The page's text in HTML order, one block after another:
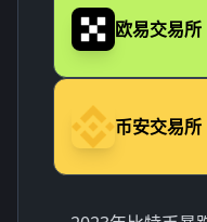
欧易交易所
币安交易所